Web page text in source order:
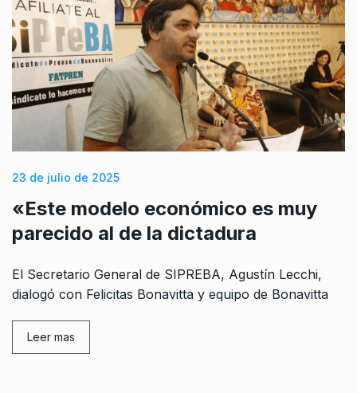
23 de julio de 2025
«Este modelo económico es muy
parecido al de la dictadura
El Secretario General de SIPREBA, Agustín Lecchi,
dialogó con Felicitas Bonavitta y equipo de Bonavitta
Leer mas